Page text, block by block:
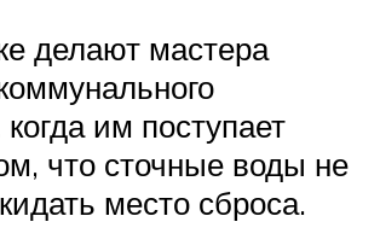
делают мастера
им поступает
что сточные воды не
место сброса.